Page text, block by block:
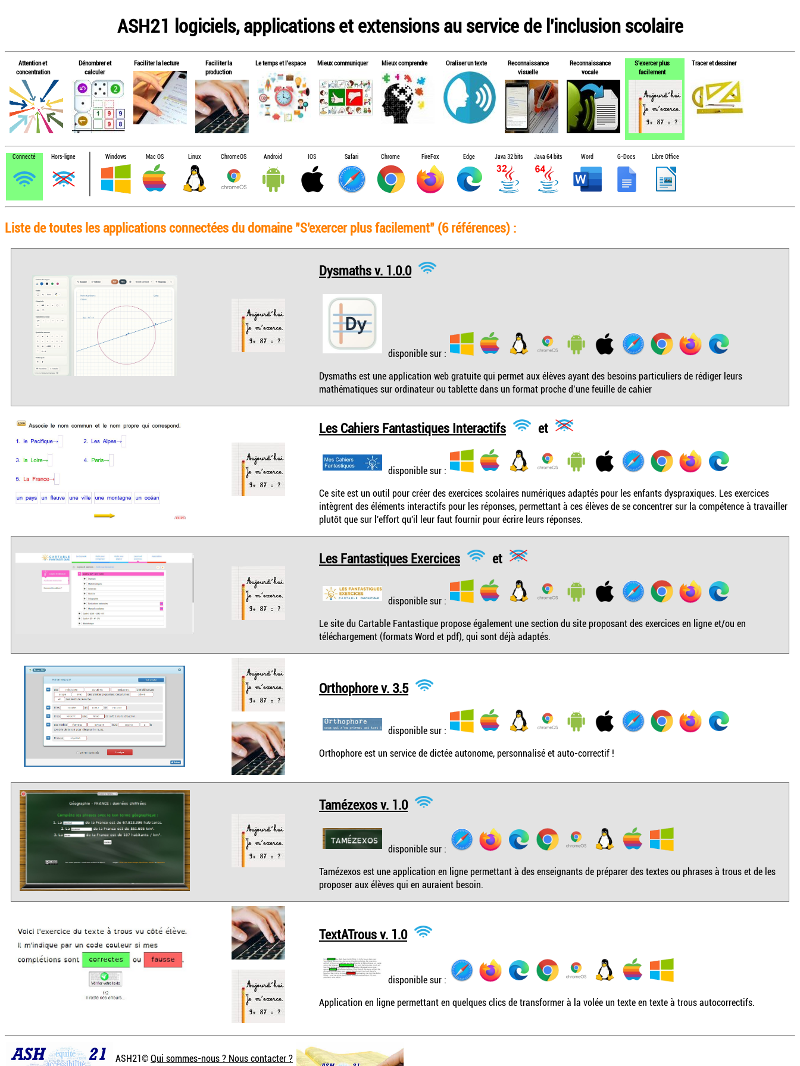
ASH21 logiciels, applications et extensions au service de l'inclusion scolaire
Attention et
concentration
Dénombrer et
calculer
Faciliter la lecture
Faciliter la
production
Le temps et l'espace Mieux communiquer Mieux comprendre Oraliser un texte
Reconnaissance
visuelle
Reconnaissance
vocale
S'exercer plus
facilement
Tracer et dessiner
Connecté Hors-ligne Windows Mac OS Linux ChromeOS Android IOS Safari Chrome FireFox Edge Java 32 bits Java 64 bits Word G-Docs Libre Office
Liste de toutes les applications connectées du domaine "S'exercer plus facilement" (6 références) :
Dysmaths v. 1.0.0
disponible sur :
Dysmaths est une application web gratuite qui permet aux élèves ayant des besoins particuliers de rédiger leurs
mathématiques sur ordinateur ou tablette dans un format proche d’une feuille de cahier
Les Cahiers Fantastiques Interactifs et
disponible sur :
Ce site est un outil pour créer des exercices scolaires numériques adaptés pour les enfants dyspraxiques. Les exercices
intègrent des éléments interactifs pour les réponses, permettant à ces élèves de se concentrer sur la compétence à travailler
plutôt que sur l'effort qu'il leur faut fournir pour écrire leurs réponses.
Les Fantastiques Exercices et
disponible sur :
Le site du Cartable Fantastique propose également une section du site proposant des exercices en ligne et/ou en
téléchargement (formats Word et pdf), qui sont déjà adaptés.
Orthophore v. 3.5
disponible sur :
Orthophore est un service de dictée autonome, personnalisé et auto-correctif !
Tamézexos v. 1.0
disponible sur :
Tamézexos est une application en ligne permettant à des enseignants de préparer des textes ou phrases à trous et de les
proposer aux élèves qui en auraient besoin.
TextATrous v. 1.0
disponible sur :
Application en ligne permettant en quelques clics de transformer à la volée un texte en texte à trous autocorrectifs.
ASH21©Qui sommes-nous ? Nous contacter ?